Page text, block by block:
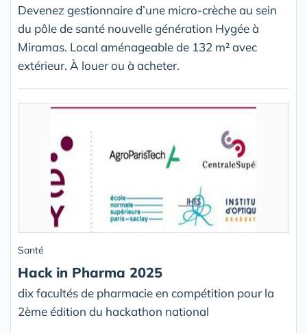
Devenez gestionnaire d’une micro-crèche au sein
du pôle de santé nouvelle génération Hygée à
Miramas. Local aménageable de 132 m² avec
extérieur. À louer ou à acheter.
Santé
Hack in Pharma 2025
dix facultés de pharmacie en compétition pour la
2ème édition du hackathon national